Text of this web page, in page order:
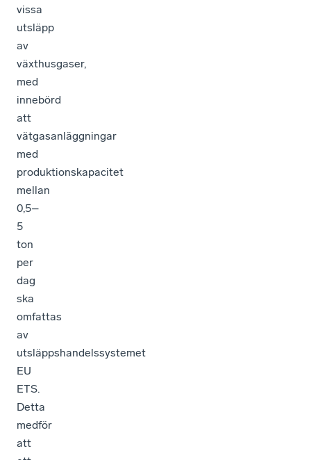
vissa
utsläpp
av
växthusgaser,
med
innebörd
att
vätgasanläggningar
med
produktionskapacitet
mellan
0,5–
5
ton
per
dag
ska
omfattas
av
utsläppshandelssystemet
EU
ETS.
Detta
medför
att